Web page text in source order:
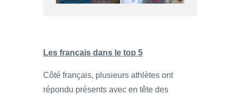
Les français dans le top 5
Côté français, plusieurs athlètes ont
répondu présents avec en tête des